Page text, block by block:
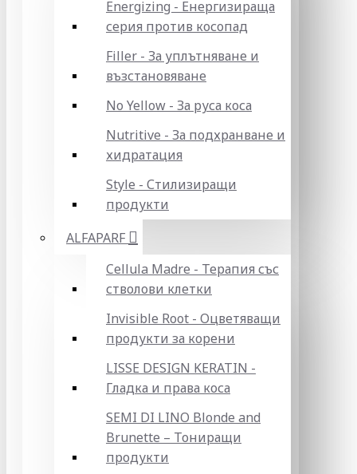
Energizing - Енергизираща
серия против косопад
Filler - За уплътняване и
възстановяване
No Yellow - За руса коса
Nutritive - За подхранване и
хидратация
Style - Стилизиращи
продукти
ALFAPARF
Cellula Madre - Терапия със
стволови клетки
Invisible Root - Оцветяващи
продукти за корени
LISSE DESIGN KERATIN -
Гладка и права коса
SEMI DI LINO Blonde and
Brunette – Тониращи
продукти